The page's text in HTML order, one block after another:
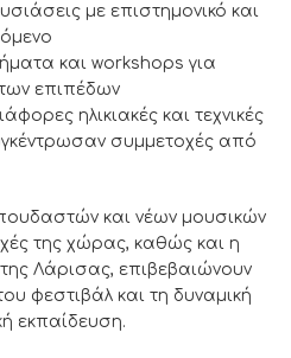
με επιστημονικό και
και workshops για
επιπέδων
ηλικιακές και τεχνικές
συμμετοχές από
και νέων μουσικών
της χώρας, καθώς και η
Λάρισας, επιβεβαιώνουν
φεστιβάλ και τη δυναμική
εκπαίδευση.